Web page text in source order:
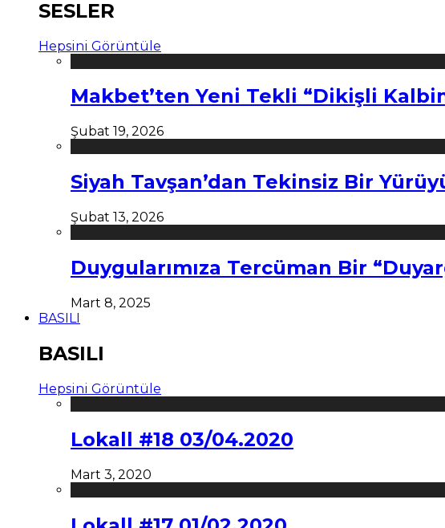
SESLER
Hepsini Görüntüle
Makbet’ten Yeni Tekli “Dikişli
Şubat 19, 2026
Siyah Tavşan’dan Tekinsiz Bir
Şubat 13, 2026
Duygularımıza Tercüman Bir
Mart 8, 2025
BASILI
BASILI
Hepsini Görüntüle
Lokall #18 03/04.2020
Mart 3, 2020